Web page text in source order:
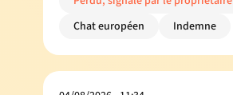
Chat européen
Indemne